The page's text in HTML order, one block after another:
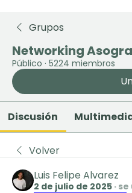
Grupos
Networking
Público · 5224 miembros
Discusión
Volver
Luis Felipe Alvarez
2 de julio de 2025 · se